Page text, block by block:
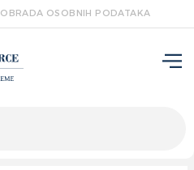
OBRADA OSOBNIH PODATAKA